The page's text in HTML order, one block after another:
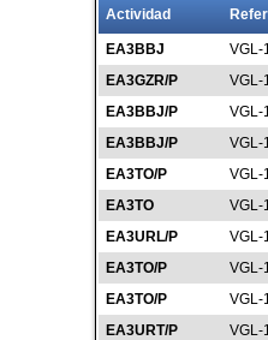
Actividad
EA3BBJ
VGL-
EA3GZR/P
VGL-
EA3BBJ/P
VGL-
EA3BBJ/P
VGL-
EA3TO/P
VGL-
EA3TO
VGL-
EA3URL/P
VGL-
EA3TO/P
VGL-
EA3TO/P
VGL-
EA3URT/P
VGL-